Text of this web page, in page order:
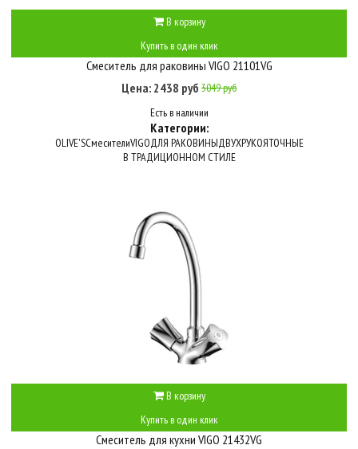
В корзину
Купить в один клик
Смеситель для раковины VIGO 21101VG
Цена: 2438 руб 3049 руб
Есть в наличии
Категории:
OLIVE'SСмесителиVIGOДЛЯ РАКОВИНЫДВУХРУКОЯТОЧНЫЕ
В ТРАДИЦИОННОМ СТИЛЕ
В корзину
Купить в один клик
Смеситель для кухни VIGO 21432VG